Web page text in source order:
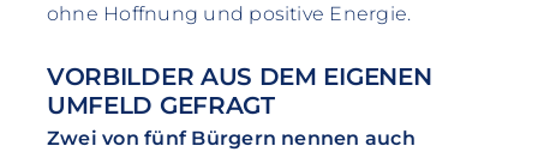
ohne Hoffnung und positive Energie.
VORBILDER AUS DEM EIGENEN
UMFELD GEFRAGT
Zwei von fünf Bürgern nennen auch